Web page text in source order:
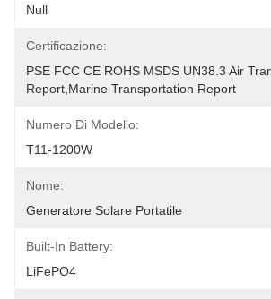
Null
Certificazione:
PSE FCC CE ROHS MSDS UN38.3 Air
Report,Marine Transportation Report
Numero Di Modello:
T11-1200W
Nome:
Generatore Solare Portatile
Built-In Battery:
LiFePO4